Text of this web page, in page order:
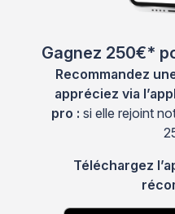
Gagnez 250€*
Recommandez
appréciez via
pro : si elle rejoint
Téléchargez